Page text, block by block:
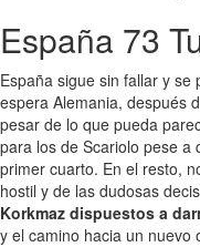
España 73
España sigue sin fallar y
espera Alemania, después
pesar de lo que pueda
para los de Scariolo pese a
primer cuarto. En el resto,
hostil y de las dudosas
Korkmaz dispuestos a
y el camino hacia un nuevo